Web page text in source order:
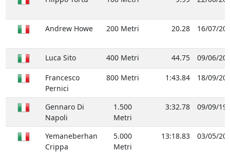
Andrew Howe 200 Metri 20.28 16/07/
Luca Sito 400 Metri 44.75 09/06/
Francesco
Pernici
800 Metri 1:43.84 18/09/
Gennaro Di
Napoli
1.500
Metri
3:32.78 09/09/
Yemaneberhan
Crippa
5.000
Metri
13:18.83 03/05/